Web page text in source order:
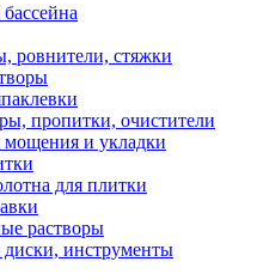
ровнители, стяжки
пропитки, очистители
и укладки
для плитки
растворы
инструменты